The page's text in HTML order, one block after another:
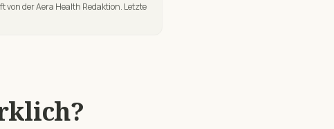
der Aera Health Redaktion. Letzte